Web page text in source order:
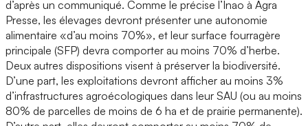
d’après un communiqué. Comme le précise l’Inao à Agra
Presse, les élevages devront présenter une autonomie
alimentaire «d’au moins 70%», et leur surface fourragère
principale (SFP) devra comporter au moins 70% d’herbe.
Deux autres dispositions visent à préserver la biodiversité.
D’une part, les exploitations devront afficher au moins 3%
d’infrastructures agroécologiques dans leur SAU (ou au moins
80% de parcelles de moins de 6 ha et de prairie permanente).